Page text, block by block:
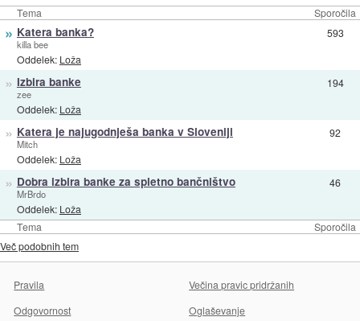
Tema Sporočila
Tema Sporočila
» Katera banka?
killa bee
Oddelek: Loža
593
» Izbira banke
zee
Oddelek: Loža
194
» Katera je najugodnješa banka v Sloveniji
Mitch
Oddelek: Loža
92
» Dobra izbira banke za spletno bančništvo
MrBrdo
Oddelek: Loža
46
Več podobnih tem
Pravila
Večina pravic pridržanih
Odgovornost
Oglaševanje